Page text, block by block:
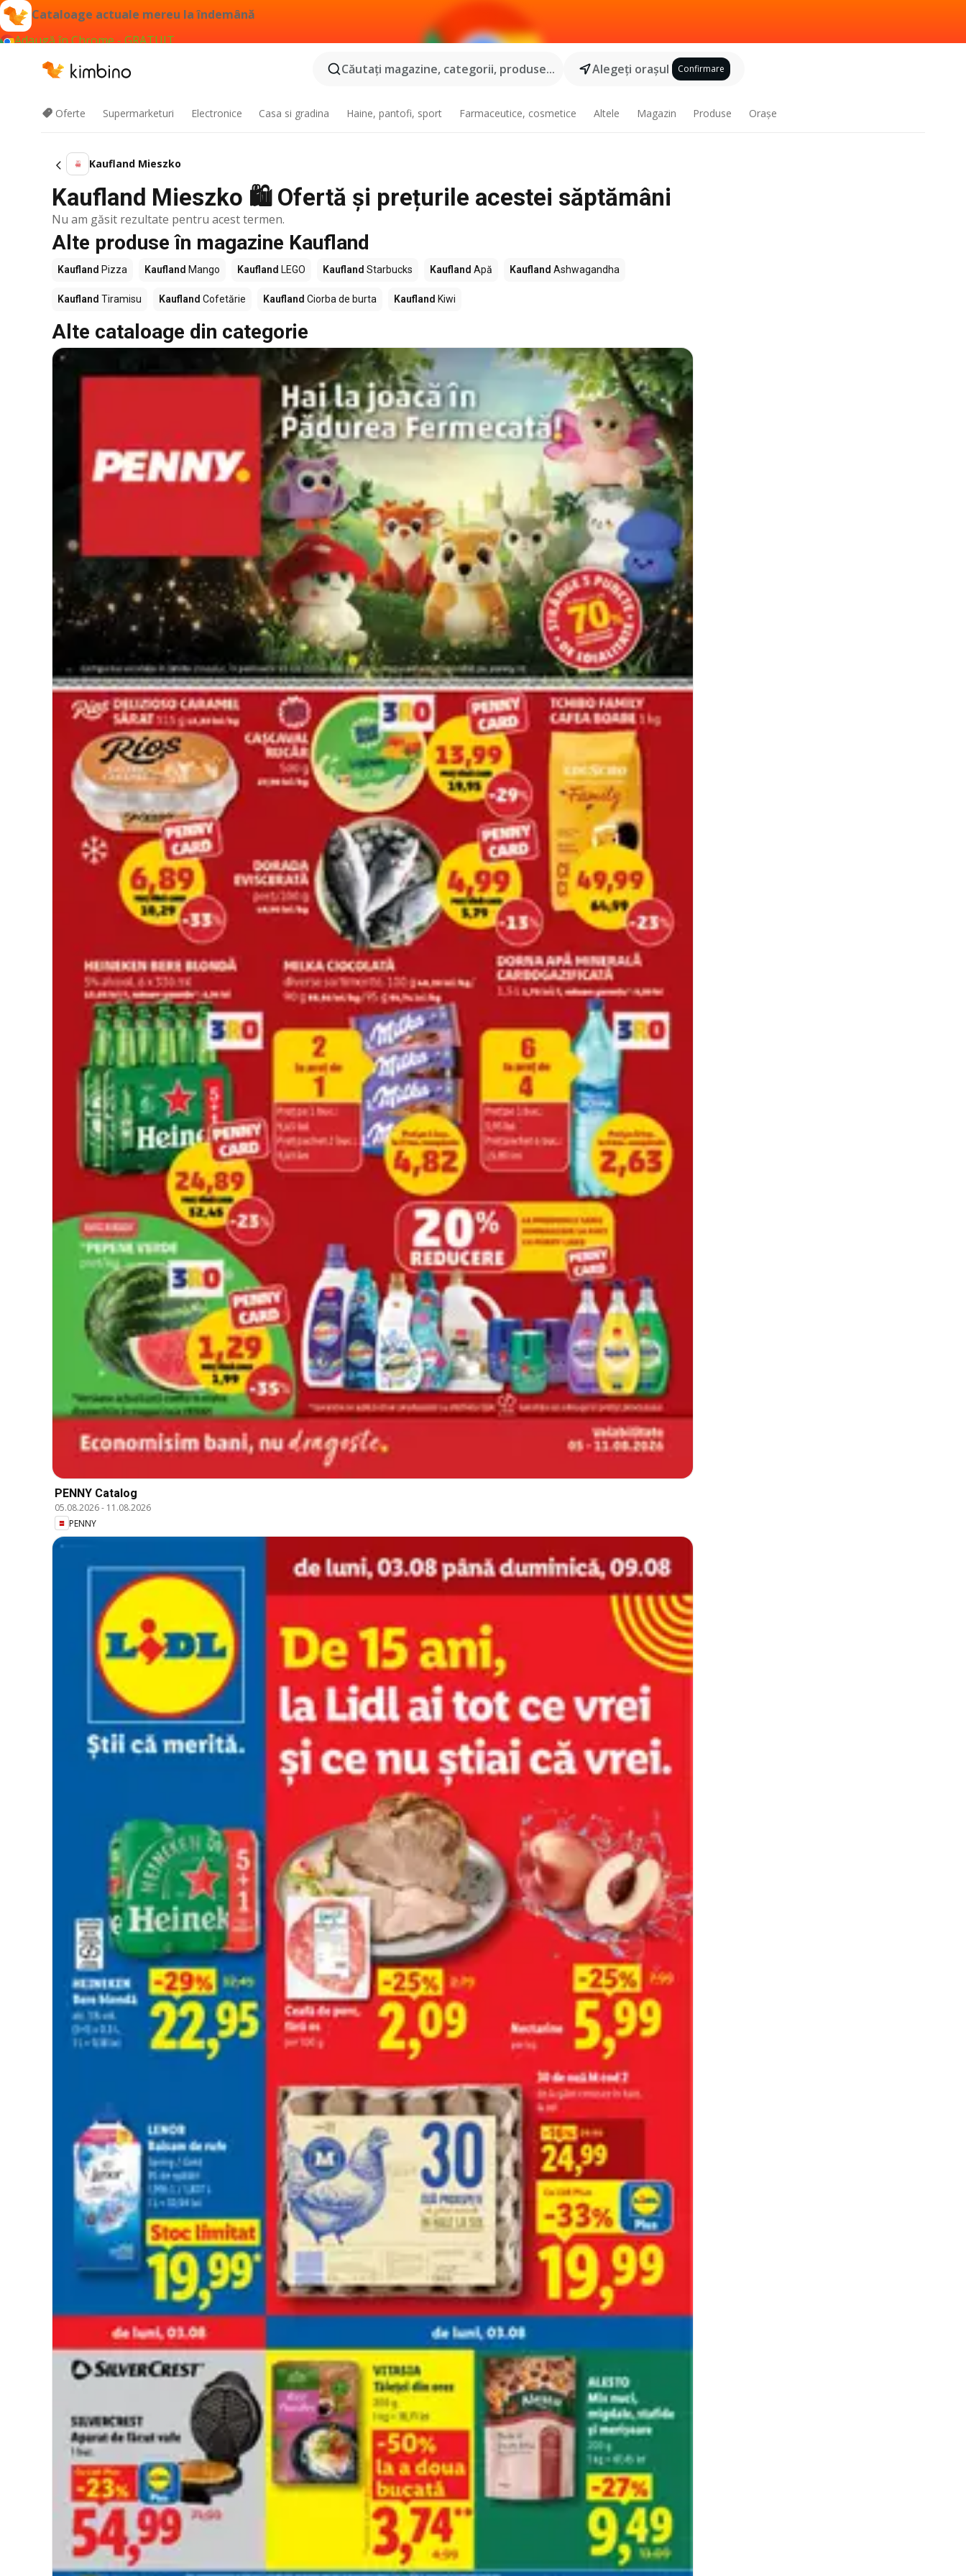
Cataloage actuale mereu la îndemână
Adaugă în Chrome - GRATUIT
Căutaţi magazine, categorii, produse...
Alegeţi oraşul Confirmare
Oferte Supermarketuri Electronice Casa si gradina Haine, pantofi, sport Farmaceutice, cosmetice Altele Magazin Produse Oraşe
Kaufland Mieszko
Kaufland Mieszko 🛍️ Ofertă și prețurile acestei săptămâni
Nu am găsit rezultate pentru acest termen.
Alte produse în magazine Kaufland
Kaufland Pizza Kaufland Mango Kaufland LEGO Kaufland Starbucks Kaufland Apă Kaufland Ashwagandha
Kaufland Tiramisu Kaufland Cofetărie Kaufland Ciorba de burta Kaufland Kiwi
Alte cataloage din categorie
PENNY Catalog
05.08.2026- 11.08.2026
PENNY